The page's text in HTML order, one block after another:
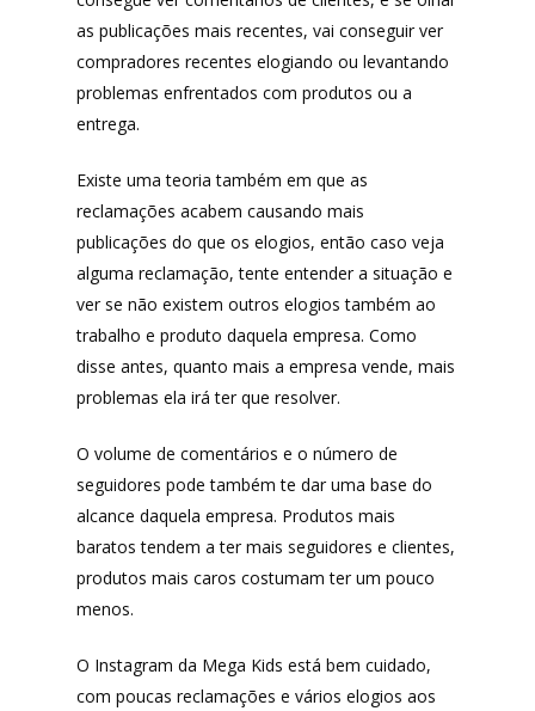
as publicações mais recentes, vai conseguir ver
compradores recentes elogiando ou levantando
problemas enfrentados com produtos ou a
entrega.
Existe uma teoria também em que as
reclamações acabem causando mais
publicações do que os elogios, então caso veja
alguma reclamação, tente entender a situação e
ver se não existem outros elogios também ao
trabalho e produto daquela empresa. Como
disse antes, quanto mais a empresa vende, mais
problemas ela irá ter que resolver.
O volume de comentários e o número de
seguidores pode também te dar uma base do
alcance daquela empresa. Produtos mais
baratos tendem a ter mais seguidores e clientes,
produtos mais caros costumam ter um pouco
menos.
O Instagram da Mega Kids está bem cuidado,
com poucas reclamações e vários elogios aos